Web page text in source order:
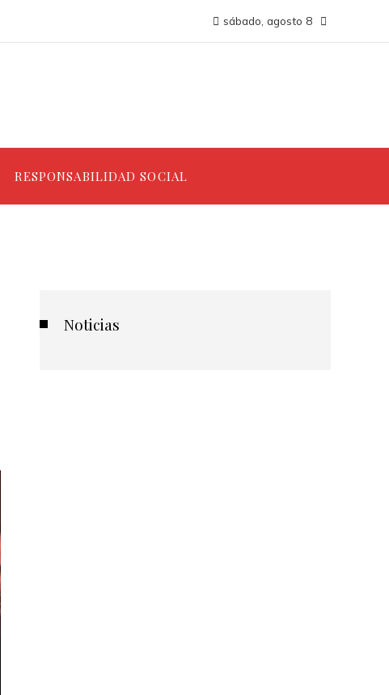
sábado, agosto 8
RESPONSABILIDAD SOCIAL
Noticias